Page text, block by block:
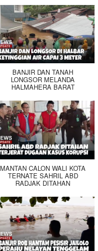
BANJIR DAN TANAH
LONGSOR MELANDA
HALMAHERA BARAT
MANTAN CALON WALI KOTA
TERNATE SAHRIL ABD
RADJAK DITAHAN